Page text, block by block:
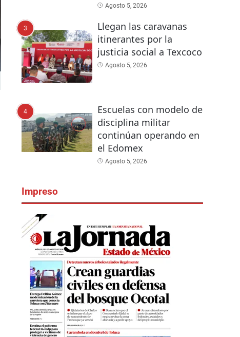
Agosto 5, 2026
3
Llegan las caravanas
itinerantes por la
justicia social a Texcoco
Agosto 5, 2026
4
Escuelas con modelo de
disciplina militar
continúan operando en
el Edomex
Agosto 5, 2026
Impreso